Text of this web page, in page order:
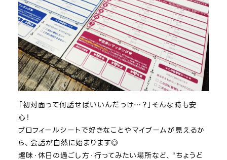
「初対面って何話せばいいんだっけ…？」そんな時も安
心！
プロフィールシートで好きなことやマイブームが見えるか
ら、会話が自然に始まります◎
趣味・休日の過ごし方・行ってみたい場所など、“ちょうど